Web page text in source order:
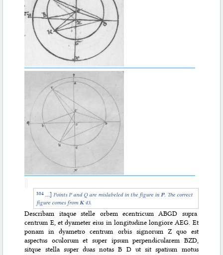
…] Points P and Q are mislabeled in the figure in P. The correct
figure comes from K43.
Describam itaque stelle orbem ecentricum ABGD supra
centrum E, et dyameter eius in longitudine longiore AEG. Et
ponam in dyametro centrum orbis signorum Z quo est
aspectus oculorum et super ipsum perpendicularem BZD,
sitque stella super duas notas B D ut sit spatium motus